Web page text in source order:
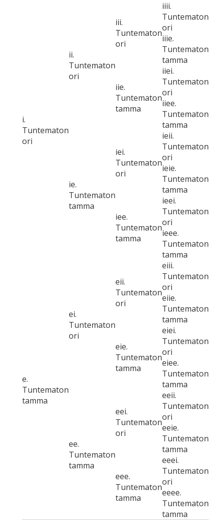
i.
Tuntematon
ori
ii.
Tuntematon
ori
iii.
Tuntematon
ori
iiii.
Tuntematon
ori
iiie.
Tuntematon
tamma
iie.
Tuntematon
tamma
iiei.
Tuntematon
ori
iiee.
Tuntematon
tamma
ie.
Tuntematon
tamma
iei.
Tuntematon
ori
ieii.
Tuntematon
ori
ieie.
Tuntematon
tamma
iee.
Tuntematon
tamma
ieei.
Tuntematon
ori
ieee.
Tuntematon
tamma
e.
Tuntematon
tamma
ei.
Tuntematon
ori
eii.
Tuntematon
ori
eiii.
Tuntematon
ori
eiie.
Tuntematon
tamma
eie.
Tuntematon
tamma
eiei.
Tuntematon
ori
eiee.
Tuntematon
tamma
ee.
Tuntematon
tamma
eei.
Tuntematon
ori
eeii.
Tuntematon
ori
eeie.
Tuntematon
tamma
eee.
Tuntematon
tamma
eeei.
Tuntematon
ori
eeee.
Tuntematon
tamma